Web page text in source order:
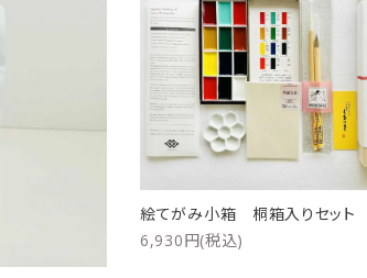
絵てがみ小箱 桐箱入りセット
6,930円(税込)